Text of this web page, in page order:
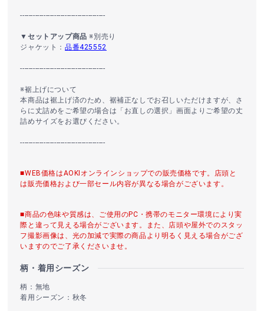
----------------------------------------
▼セットアップ商品 ※別売り
ジャケット：品番425552
----------------------------------------
※裾上げについて
本商品は裾上げ済のため、裾補正なしでお召しいただけますが、さ
らに丈詰めをご希望の場合は「お直しの選択」画面よりご希望の丈
詰めサイズをお選びください。
----------------------------------------
■WEB価格はAOKIオンラインショップでの販売価格です。店頭と
は販売価格および一部セール内容が異なる場合がございます。
■商品の色味や質感は、ご使用のPC・携帯のモニター環境により実
際と違って見える場合がございます。また、店頭や屋外でのスタッ
フ撮影画像は、光の加減で実際の商品より明るく見える場合がござ
いますのでご了承くださいませ。
柄・着用シーズン
柄：無地
着用シーズン：秋冬